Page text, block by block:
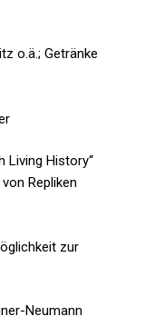
o.ä.; Getränke
Living History“
Repliken
zur
Neumann